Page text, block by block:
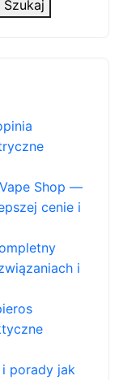
Szukaj
Shop —
cenie i
i
porady jak